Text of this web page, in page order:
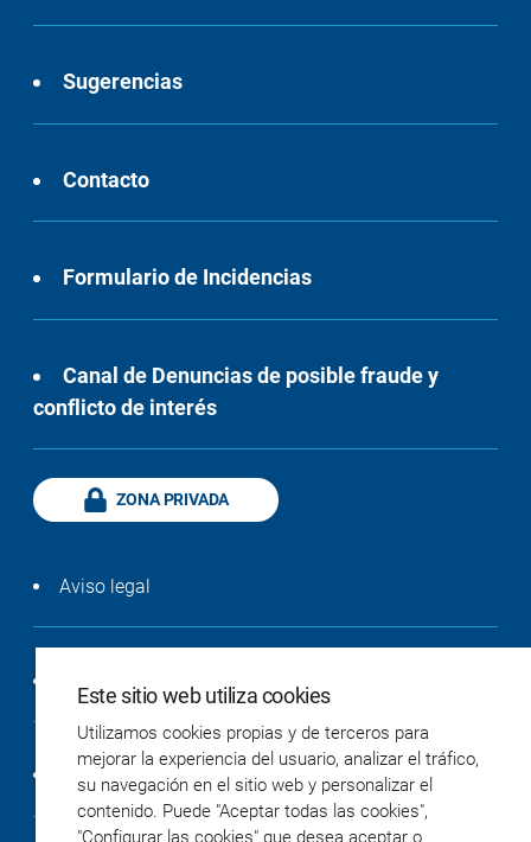
Sugerencias
Contacto
Formulario de Incidencias
Canal de Denuncias de posible fraude y
conflicto de interés
ZONA PRIVADA
Aviso legal
Política de cookies
Este sitio web utiliza cookies
Utilizamos cookies propias y de terceros para
mejorar la experiencia del usuario, analizar el tráfico,
su navegación en el sitio web y personalizar el
contenido. Puede "Aceptar todas las cookies",
"Configurar las cookies" que desea aceptar o